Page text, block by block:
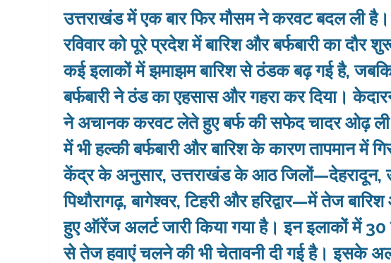
उत्तराखंड में एक बार फिर मौसम ने करवट बदल ली
रविवार को पूरे प्रदेश में बारिश और बर्फबारी का दौर
कई इलाकों में झमाझम बारिश से ठंडक बढ़ गई है,
बर्फबारी ने ठंड का एहसास और गहरा कर दिया।
ने अचानक करवट लेते हुए बर्फ की सफेद चादर ओढ़
में भी हल्की बर्फबारी और बारिश के कारण तापमान में
केंद्र के अनुसार, उत्तराखंड के आठ जिलों—देहरादून,
पिथौरागढ़, बागेश्वर, टिहरी और हरिद्वार—में तेज
हुए ऑरेंज अलर्ट जारी किया गया है। इन इलाकों में
से तेज हवाएं चलने की भी चेतावनी दी गई है। इसके